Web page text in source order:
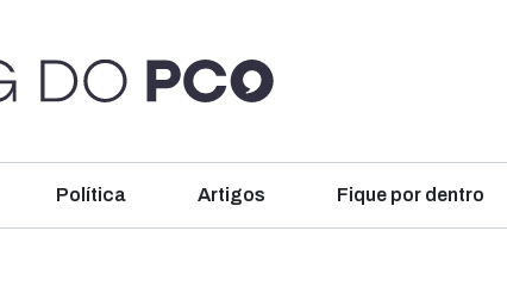
Política Artigos Fique por dentro